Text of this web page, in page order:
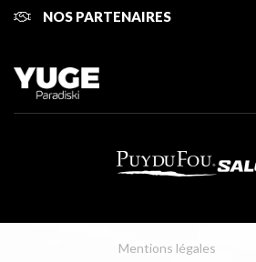
NOS PARTENAIRES
Mentions légales